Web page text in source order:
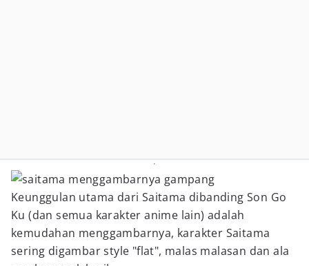
Keunggulan utama dari Saitama dibanding Son Go
Ku (dan semua karakter anime lain) adalah
kemudahan menggambarnya, karakter Saitama
sering digambar style "flat", malas malasan dan ala